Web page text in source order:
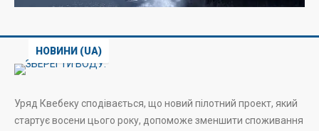
НОВИНИ (UA)
Уряд Квебеку сподівається, що новий пілотний проект, який
стартує восени цього року, допоможе зменшити споживання